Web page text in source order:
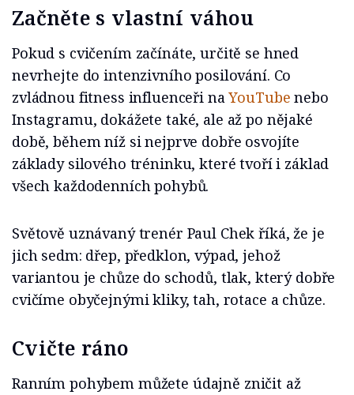
Začněte s vlastní váhou
Pokud s cvičením začínáte, určitě se hned
nevrhejte do intenzivního posilování. Co
zvládnou fitness influenceři naYouTube nebo
Instagramu, dokážete také, ale až po nějaké
době, během níž si nejprve dobře osvojíte
základy silového tréninku, které tvoří i základ
všech každodenních pohybů.
Světově uznávaný trenér Paul Chek říká, že je
jich sedm: dřep, předklon, výpad, jehož
variantou je chůze do schodů, tlak, který dobře
cvičíme obyčejnými kliky, tah, rotace a chůze.
Cvičte ráno
Ranním pohybem můžete údajně zničit až